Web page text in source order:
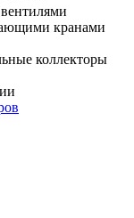
кранами
коллекторы